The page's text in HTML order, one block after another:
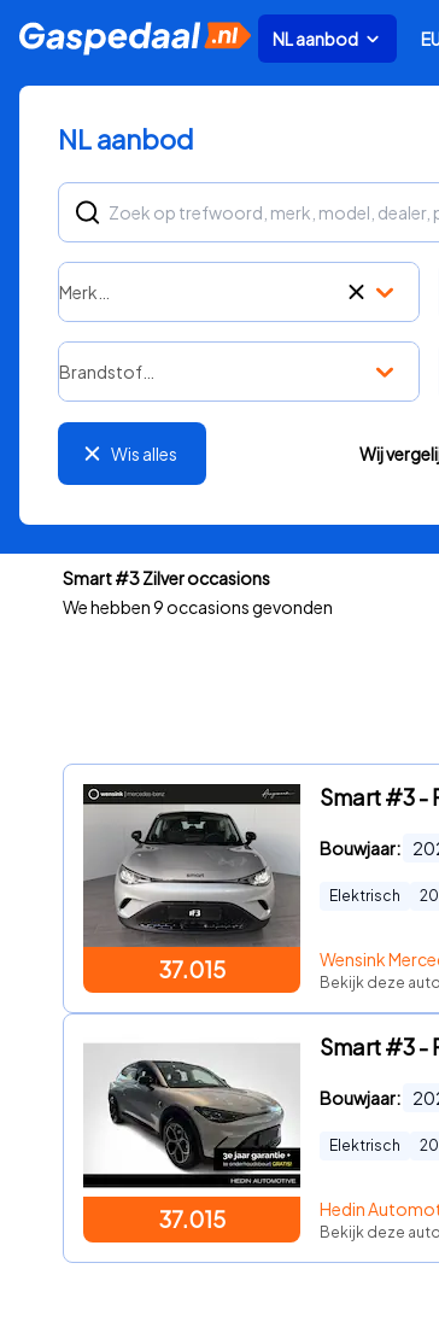
NL aanbod
NL aanbod
Merk…
Brandstof…
Wis alles Wij
Smart #3 Zilver occasions
We hebben9 occasions gevonden
37.015
Smart #3 -
Bouwjaar:
Elektrisch
Wensink
Bekijk deze
37.015
Smart #3 -
Bouwjaar:
Elektrisch
Hedin
Bekijk deze